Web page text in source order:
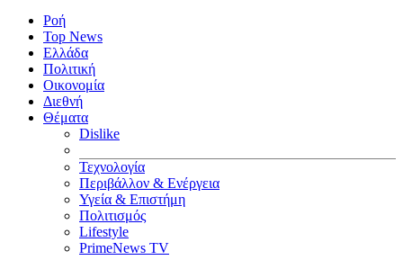
Ροή
Top News
Ελλάδα
Πολιτική
Οικονομία
Διεθνή
Θέματα
Dislike
Τεχνολογία
Περιβάλλον & Ενέργεια
Υγεία & Επιστήμη
Πολιτισμός
Lifestyle
PrimeNews TV